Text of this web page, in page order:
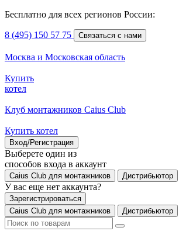
Бесплатно для всех регионов России:
8 (495) 150 57 75 Связаться с нами
Москва и Московская область
Купить
котел
Клуб монтажников Caius Club
Купить котел
Вход/Регистрация
Выберете один из
способов входа в аккаунт
Caius Club для монтажников Дистрибьютор
У вас еще нет аккаунта?
Зарегистрироваться
Caius Club для монтажников
Дистрибьютор